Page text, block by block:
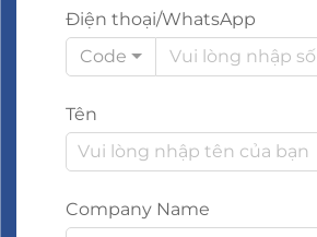
Điện thoại/WhatsApp
Code
Tên
Company Name